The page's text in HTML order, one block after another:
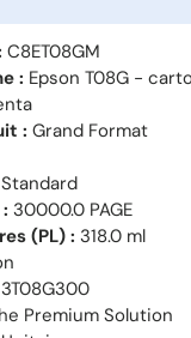
C8ET08GM
: Epson T08G -
: Grand Format
30000.0 PAGE
(PL) : 318.0 ml
Premium Solution